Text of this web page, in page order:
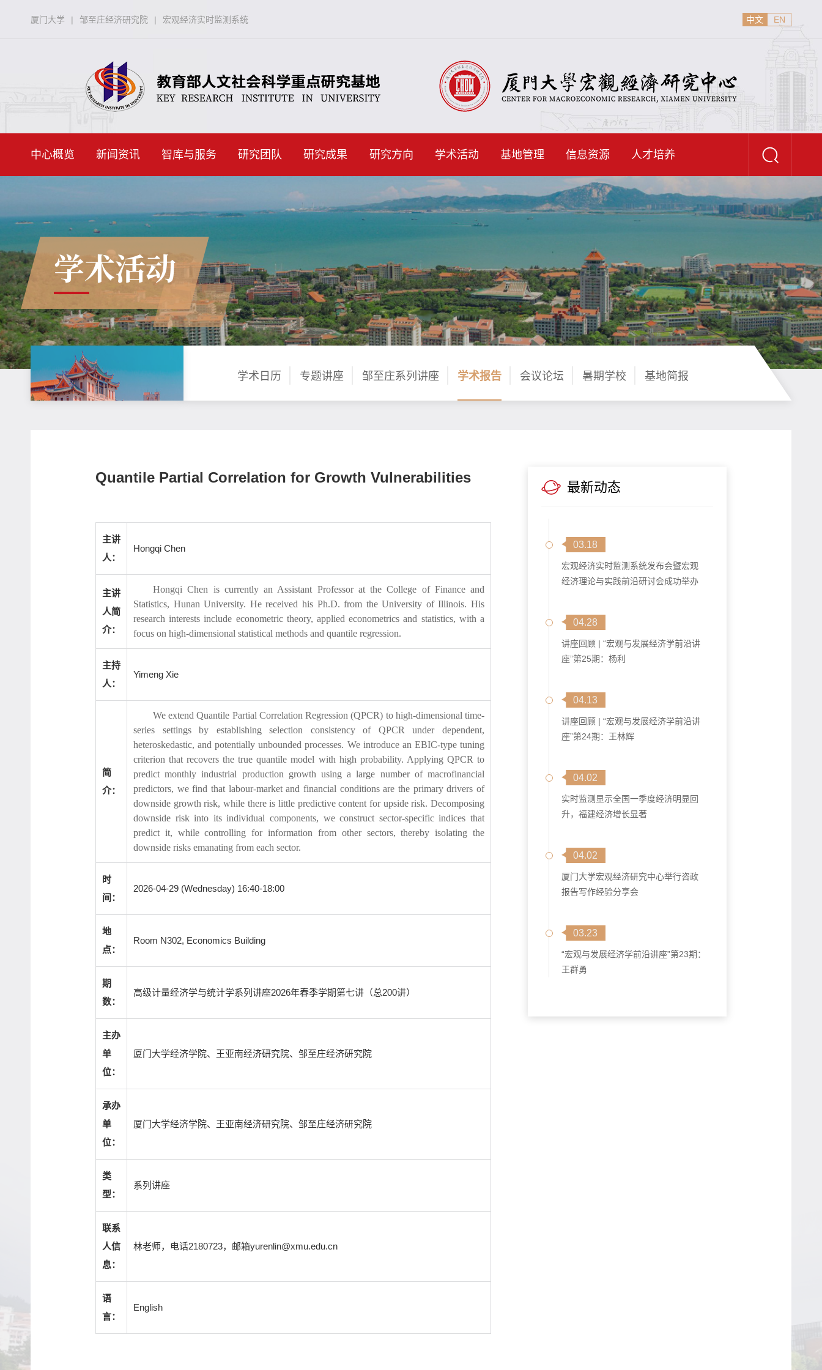
厦门大学 | 邹至庄经济研究院 | 宏观经济实时监测系统 中文 EN
中心概览 新闻资讯 智库与服务 研究团队 研究成果 研究方向 学术活动 基地管理 信息资源 人才培养
学术活动
学术日历 专题讲座 邹至庄系列讲座 学术报告 会议论坛 暑期学校 基地简报
Quantile Partial Correlation for Growth Vulnerabilities
主讲
人：
Hongqi Chen
主讲
人简
介：
Hongqi Chen is currently an Assistant Professor at the College of Finance and
Statistics, Hunan University. He received his Ph.D. from the University of Illinois. His
research interests include econometric theory, applied econometrics and statistics, with a
focus on high-dimensional statistical methods and quantile regression.
主持
人：
Yimeng Xie
简
介：
We extend Quantile Partial Correlation Regression (QPCR) to high-dimensional time-
series settings by establishing selection consistency of QPCR under dependent,
heteroskedastic, and potentially unbounded processes. We introduce an EBIC-type tuning
criterion that recovers the true quantile model with high probability. Applying QPCR to
predict monthly industrial production growth using a large number of macrofinancial
predictors, we find that labour-market and financial conditions are the primary drivers of
downside growth risk, while there is little predictive content for upside risk. Decomposing
downside risk into its individual components, we construct sector-specific indices that
predict it, while controlling for information from other sectors, thereby isolating the
downside risks emanating from each sector.
时
间：
2026-04-29 (Wednesday) 16:40-18:00
地
点：
Room N302, Economics Building
期
数：
高级计量经济学与统计学系列讲座2026年春季学期第七讲（总200讲）
主办
单
位：
厦门大学经济学院、王亚南经济研究院、邹至庄经济研究院
承办
单
位：
厦门大学经济学院、王亚南经济研究院、邹至庄经济研究院
类
型：
系列讲座
联系
人信
息：
林老师，电话2180723，邮箱yurenlin@xmu.edu.cn
语
言：
English
最新动态
03.18
宏观经济实时监测系统发布会暨宏观
经济理论与实践前沿研讨会成功举办
04.28
讲座回顾 | “宏观与发展经济学前沿讲
座”第25期：杨利
04.13
讲座回顾 | “宏观与发展经济学前沿讲
座”第24期：王林辉
04.02
实时监测显示全国一季度经济明显回
升，福建经济增长显著
04.02
厦门大学宏观经济研究中心举行咨政
报告写作经验分享会
03.23
“宏观与发展经济学前沿讲座”第23期：
王群勇